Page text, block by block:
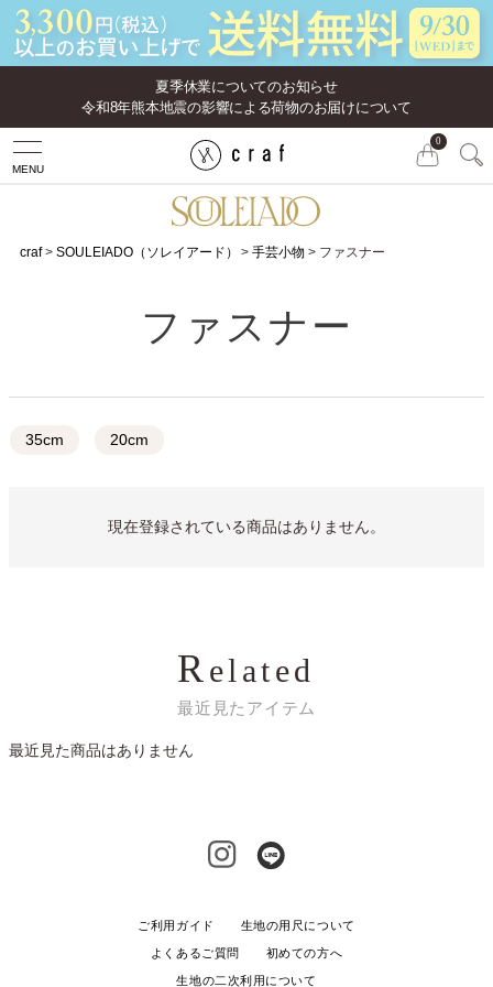
夏季休業についてのお知らせ
令和8年熊本地震の影響による荷物のお届けについて
MENU
0
craf SOULEIADO（ソレイアード） 手芸小物 ファスナー
ファスナー
35cm 20cm
現在登録されている商品はありません。
R elated
最近見たアイテム
最近見た商品はありません
ご利用ガイド 生地の用尺について
よくあるご質問 初めての方へ
生地の二次利用について